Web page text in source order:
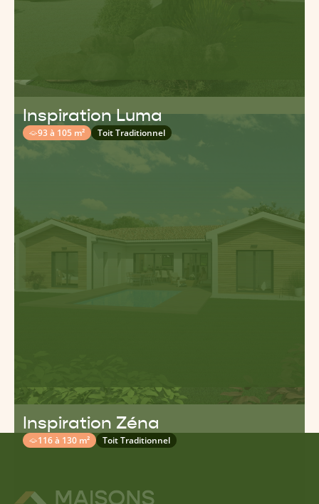
Inspiration Luma
93 à 105 m² Toit Traditionnel
Inspiration Zéna
116 à 130 m² Toit Traditionnel